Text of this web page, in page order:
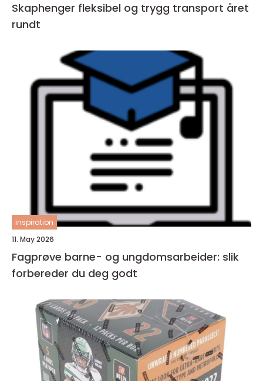
Skaphenger fleksibel og trygg transport året
rundt
inspiration
11. May 2026
Fagprøve barne- og ungdomsarbeider: slik
forbereder du deg godt